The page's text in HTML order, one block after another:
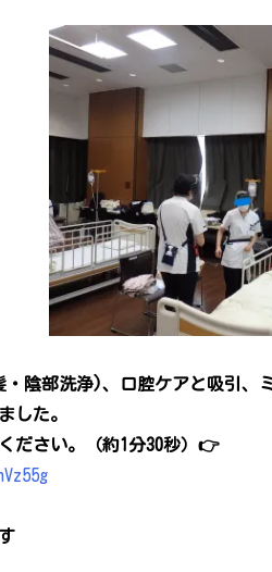
陰部洗浄)、口腔ケアと吸引、
した。
ださい。（約1分30秒）👉